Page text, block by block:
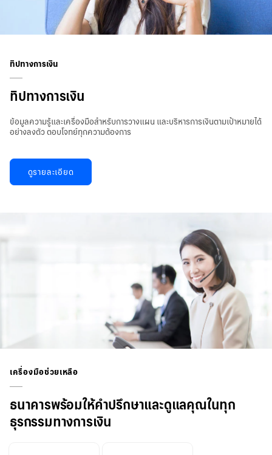
ทิปทางการเงิน
ทิปทางการเงิน
ข้อมูลความรู้และเครื่องมือสำหรับการวางแผน และบริหารการเงินตามเป้าหมายได้
อย่างลงตัว ตอบโจทย์ทุกความต้องการ
ดูรายละเอียด
เครื่องมือช่วยเหลือ
ธนาคารพร้อมให้คำปรึกษาและดูแลคุณในทุก
ธุรกรรมทางการเงิน